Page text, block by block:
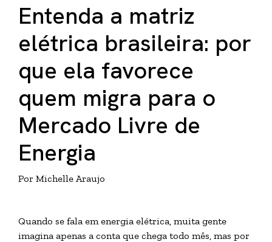
Entenda a matriz
elétrica brasileira: por
que ela favorece
quem migra para o
Mercado Livre de
Energia
Por Michelle Araujo
Quando se fala em energia elétrica, muita gente
imagina apenas a conta que chega todo mês, mas por